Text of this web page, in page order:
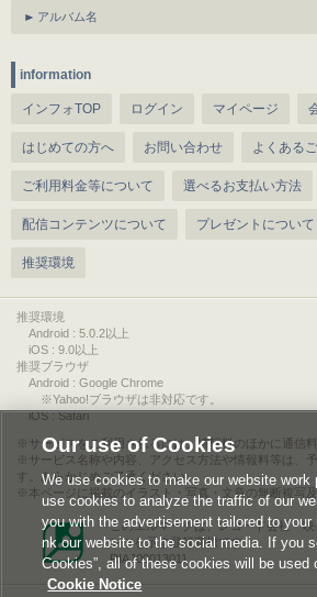
アルバム名
information
インフォTOP ログイン マイページ
はじめての方へ お問い合わせ よくある
ご利用料金等について 選べるお支払い方法
配信コンテンツについて プレゼントについて
推奨環境
推奨環境
Android : 5.0.2以上
iOS : 9.0以上
推奨ブラウザ
Android : Google Chrome
※Yahoo!ブラウザは非対応です。
iOS : Safari
サービスをご利用されるには、情報料のほかに通信
サービス名称や内容、アクセス方法や情報料等は、
す。あらかじめご了承ください。
本ページに掲載のイラスト・写真・文章の無断複写
このエルマークは、レコード会社・
ンツを示す登録商標です。
RIAJ00013011
Our use of Cookies
We use cookies to make our website work
use cookies to analyze the traffic of our
you with the advertisement tailored to your
nk our website to the social media. If you
Cookies”, all of these cookies will be used
Cookie Notice